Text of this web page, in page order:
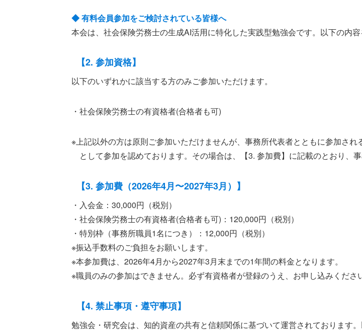
◆ 有料会員参加をご検討されている皆様へ
本会は、社会保険労務士の生成AI活用に特化した実践型勉強会です。以下の内
【2. 参加資格】
以下のいずれかに該当する方のみご参加いただけます。
・社会保険労務士の有資格者(合格者も可)
※上記以外の方は原則ご参加いただけませんが、事務所代表者とともに参加さ
として参加を認めております。その場合は、【3. 参加費】に記載のとおり、
【3. 参加費（2026年4月〜2027年3月）】
・入会金：30,000円（税別）
・社会保険労務士の有資格者(合格者も可)：120,000円（税別）
・特別枠（事務所職員1名につき）：12,000円（税別）
※振込手数料のご負担をお願いします。
※本参加費は、2026年4月から2027年3月末までの1年間の料金となります。
※職員のみの参加はできません。必ず有資格者が登録のうえ、お申し込みくださ
【4. 禁止事項・遵守事項】
勉強会・研究会は、知的資産の共有と信頼関係に基づいて運営されております